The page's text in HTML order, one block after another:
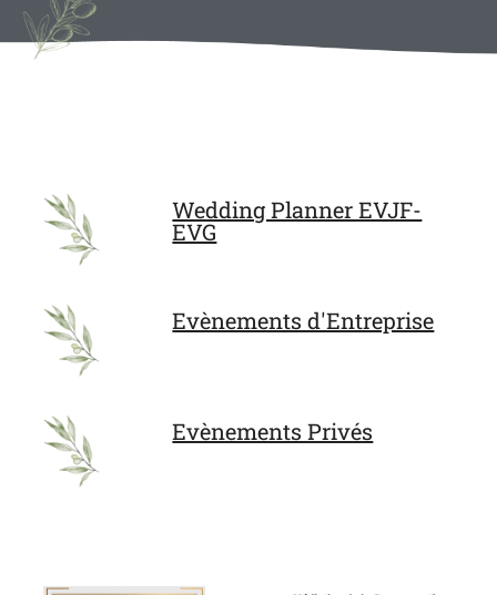
Wedding Planner EVJF-
EVG
Evènements d'Entreprise
Evènements Privés